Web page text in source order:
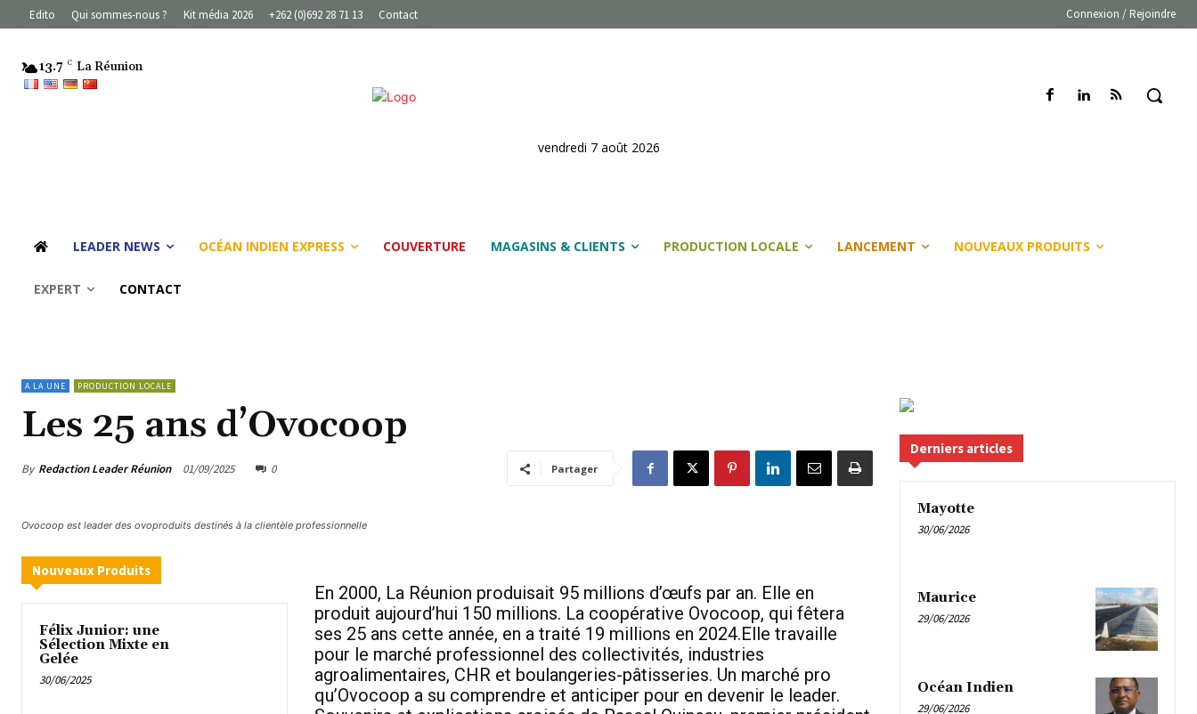
Edito Qui sommes-nous ? Kit média 2026 +262 (0)692 28 71 13 Contact Connexion / Rejoindre
13.7 C La Réunion
vendredi 7 août 2026
LEADER NEWS OCÉAN INDIEN EXPRESS COUVERTURE MAGASINS & CLIENTS PRODUCTION LOCALE LANCEMENT NOUVEAUX PRODUITS
EXPERT CONTACT
A LA UNE PRODUCTION LOCALE
Les 25 ans d’Ovocoop
By Redaction Leader Réunion 01/09/2025 0 Partager
Ovocoop est leader des ovoproduits destinés à la clientèle professionnelle
Nouveaux Produits
Félix Junior: une
Sélection Mixte en
Gelée
30/06/2025
En 2000, La Réunion produisait 95 millions d’œufs par an. Elle en
produit aujourd’hui 150 millions. La coopérative Ovocoop, qui fêtera
ses 25 ans cette année, en a traité 19 millions en 2024.Elle travaille
pour le marché professionnel des collectivités, industries
agroalimentaires, CHR et boulangeries-pâtisseries. Un marché pro
qu’Ovocoop a su comprendre et anticiper pour en devenir le leader.
Derniers articles
Mayotte
30/06/2026
Maurice
29/06/2026
Océan Indien
29/06/2026